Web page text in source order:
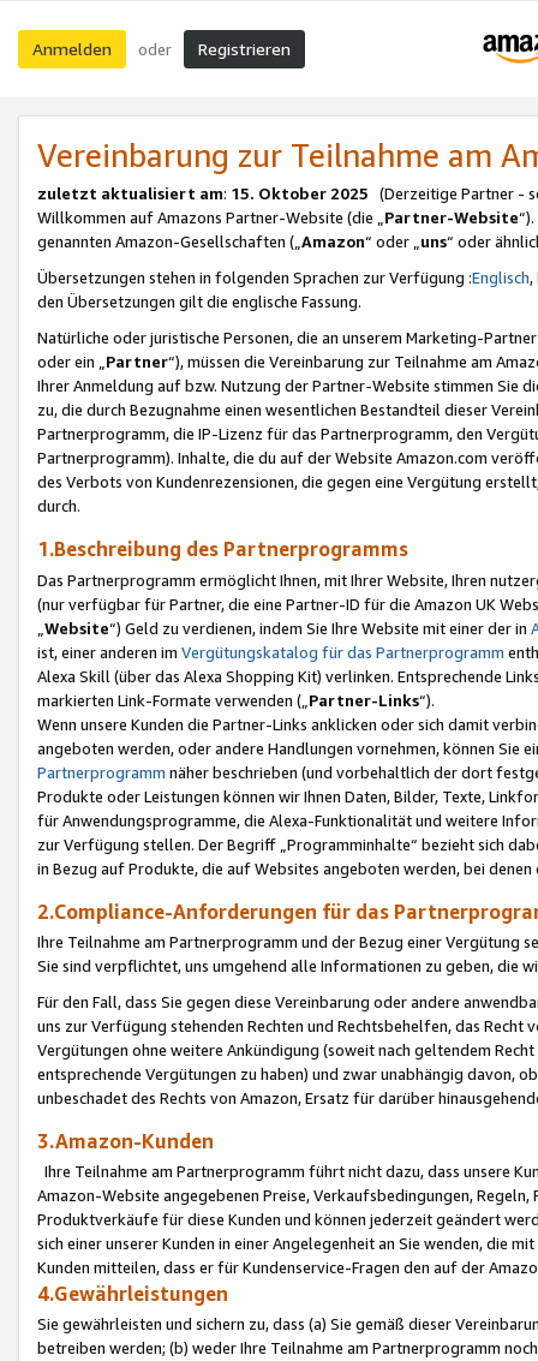
Anmelden oder Registrieren
Vereinbarung zur Teilnahme am
zuletzt aktualisiert am: 15. Oktober 2025 (Derzeitige Partner -
Willkommen auf Amazons Partner-Website (die „Partner-Website
genannten Amazon-Gesellschaften („Amazon“ oder „uns“ oder
Übersetzungen stehen in folgenden Sprachen zur Verfügung :Englisch,
den Übersetzungen gilt die englische Fassung.
Natürliche oder juristische Personen, die an unserem Marketing-
oder ein „Partner“), müssen die Vereinbarung zur Teilnahme am
Ihrer Anmeldung auf bzw. Nutzung der Partner-Website stimmen Sie
zu, die durch Bezugnahme einen wesentlichen Bestandteil dieser
Partnerprogramm, die IP-Lizenz für das Partnerprogramm, den
Partnerprogramm). Inhalte, die du auf der Website Amazon.com
des Verbots von Kundenrezensionen, die gegen eine Vergütung
durch.
1.Beschreibung des Partnerprogramms
Das Partnerprogramm ermöglicht Ihnen, mit Ihrer Website, Ihren
(nur verfügbar für Partner, die eine Partner-ID für die Amazon UK
Website“) Geld zu verdienen, indem Sie Ihre Website mit einer der in
ist, einer anderen im Vergütungskatalog für das Partnerprogramm
Alexa Skill (über das Alexa Shopping Kit) verlinken. Entsprechende
markierten Link-Formate verwenden („ Partner-Links“).
Wenn unsere Kunden die Partner-Links anklicken oder sich damit
angeboten werden, oder andere Handlungen vornehmen, können Sie
Partnerprogramm näher beschrieben (und vorbehaltlich der dort
Produkte oder Leistungen können wir Ihnen Daten, Bilder, Texte,
für Anwendungsprogramme, die Alexa-Funktionalität und weitere
zur Verfügung stellen. Der Begriff „Programminhalte“ bezieht sich
in Bezug auf Produkte, die auf Websites angeboten werden, bei
2.Compliance-Anforderungen für das
Ihre Teilnahme am Partnerprogramm und der Bezug einer Vergütung
Sie sind verpflichtet, uns umgehend alle Informationen zu geben, die
Für den Fall, dass Sie gegen diese Vereinbarung oder andere
uns zur Verfügung stehenden Rechten und Rechtsbehelfen, das
Vergütungen ohne weitere Ankündigung (soweit nach geltendem
entsprechende Vergütungen zu haben) und zwar unabhängig davon,
unbeschadet des Rechts von Amazon, Ersatz für darüber
3.Amazon-Kunden
Ihre Teilnahme am Partnerprogramm führt nicht dazu, dass unsere
Amazon-Website angegebenen Preise, Verkaufsbedingungen,
Produktverkäufe für diese Kunden und können jederzeit geändert
sich einer unserer Kunden in einer Angelegenheit an Sie wenden, die
Kunden mitteilen, dass er für Kundenservice-Fragen den auf der
4.Gewährleistungen
Sie gewährleisten und sichern zu, dass (a) Sie gemäß dieser
betreiben werden; (b) weder Ihre Teilnahme am Partnerprogramm